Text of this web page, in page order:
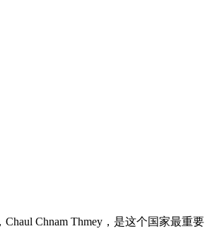
Chaul Chnam Thmey，是这个国家最重要